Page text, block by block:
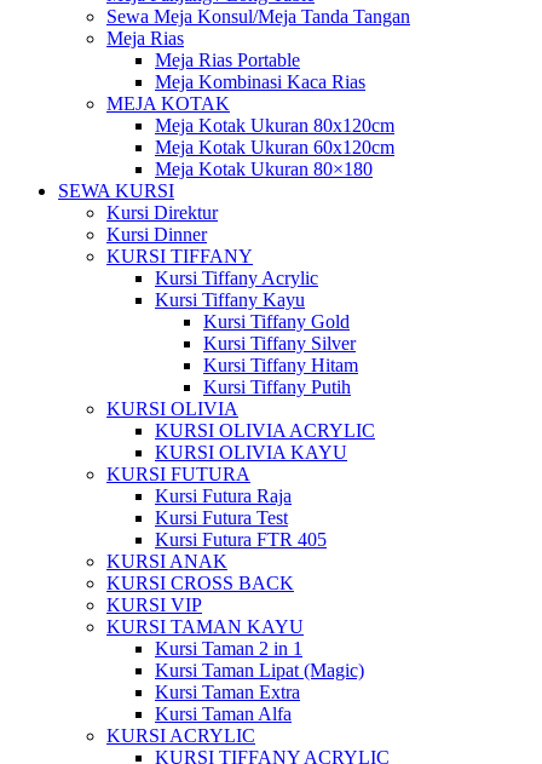
Sewa Meja Konsul/Meja Tanda Tangan
Meja Rias
Meja Rias Portable
Meja Kombinasi Kaca Rias
MEJA KOTAK
Meja Kotak Ukuran 80x120cm
Meja Kotak Ukuran 60x120cm
Meja Kotak Ukuran 80×180
SEWA KURSI
Kursi Direktur
Kursi Dinner
KURSI TIFFANY
Kursi Tiffany Acrylic
Kursi Tiffany Kayu
Kursi Tiffany Gold
Kursi Tiffany Silver
Kursi Tiffany Hitam
Kursi Tiffany Putih
KURSI OLIVIA
KURSI OLIVIA ACRYLIC
KURSI OLIVIA KAYU
KURSI FUTURA
Kursi Futura Raja
Kursi Futura Test
Kursi Futura FTR 405
KURSI ANAK
KURSI CROSS BACK
KURSI VIP
KURSI TAMAN KAYU
Kursi Taman 2 in 1
Kursi Taman Lipat (Magic)
Kursi Taman Extra
Kursi Taman Alfa
KURSI ACRYLIC
KURSI TIFFANY ACRYLIC